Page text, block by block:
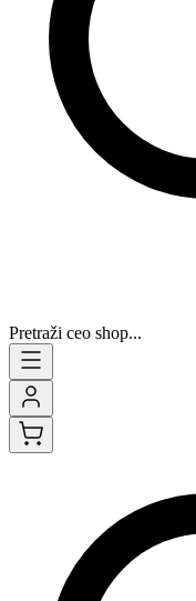
Pretraži ceo shop...